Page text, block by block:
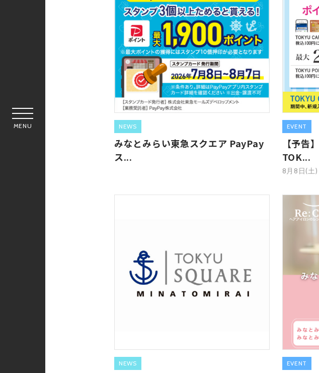
MENU NEWS
みなとみらい東急スクエア PayPay
ス...
EVENT
【予告
TOK...
8月8日(土)
NEWS EVENT